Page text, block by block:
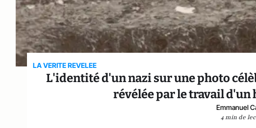
LA VERITE REVELEE
L'identité d'un nazi sur une photo
révélée par le travail
Emmanuel
4 min de